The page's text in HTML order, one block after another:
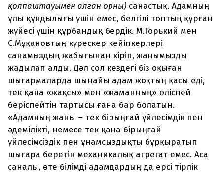
қолпаштауымен алған орны) санастық. Адамның
ұлы құндылығы үшін емес, белгілі топтың құрған
жүйесі үшін құрбандық бердік. М.Горький мен
С.Мұқановтың күрескер кейіпкерлері
санамыздың жабығынан кіріп, жанымызды
жадылап алды. Дәл сол кездегі біз оқыған
шығармаларда шынайы адам жоқтың қасы еді,
тек қана «жақсы» мен «жаманның» өліспей
беріспейтін тартысы ғана бар болатын.
«Адамның жаны – тек бірыңғай үйлесімдік пен
әдемілікті, немесе тек қана бірыңғай
үйлесімсіздік пен ұнамсыздықты бұрқыратып
шығара беретін механикалық агрегат емес. Аса
саналы, өте білімді адамдардың да ерсі тірлік